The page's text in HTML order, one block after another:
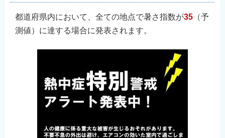
都道府県内において、全ての地点で暑さ指数が35 （予
測値）に達する場合に発表されます。